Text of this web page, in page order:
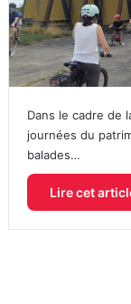
Dans le cadre de
journées du
balades…
Lire cet